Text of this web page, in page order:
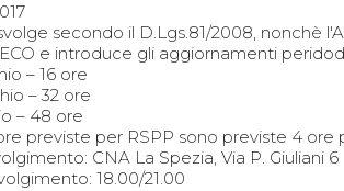
secondo il D.Lgs.81/2008, nonchè
e introduce gli aggiornamenti
– 16 ore
– 32 ore
– 48 ore
previste per RSPP sono previste 4
CNA La Spezia, Via P. Giuliani 6
18.00/21.00